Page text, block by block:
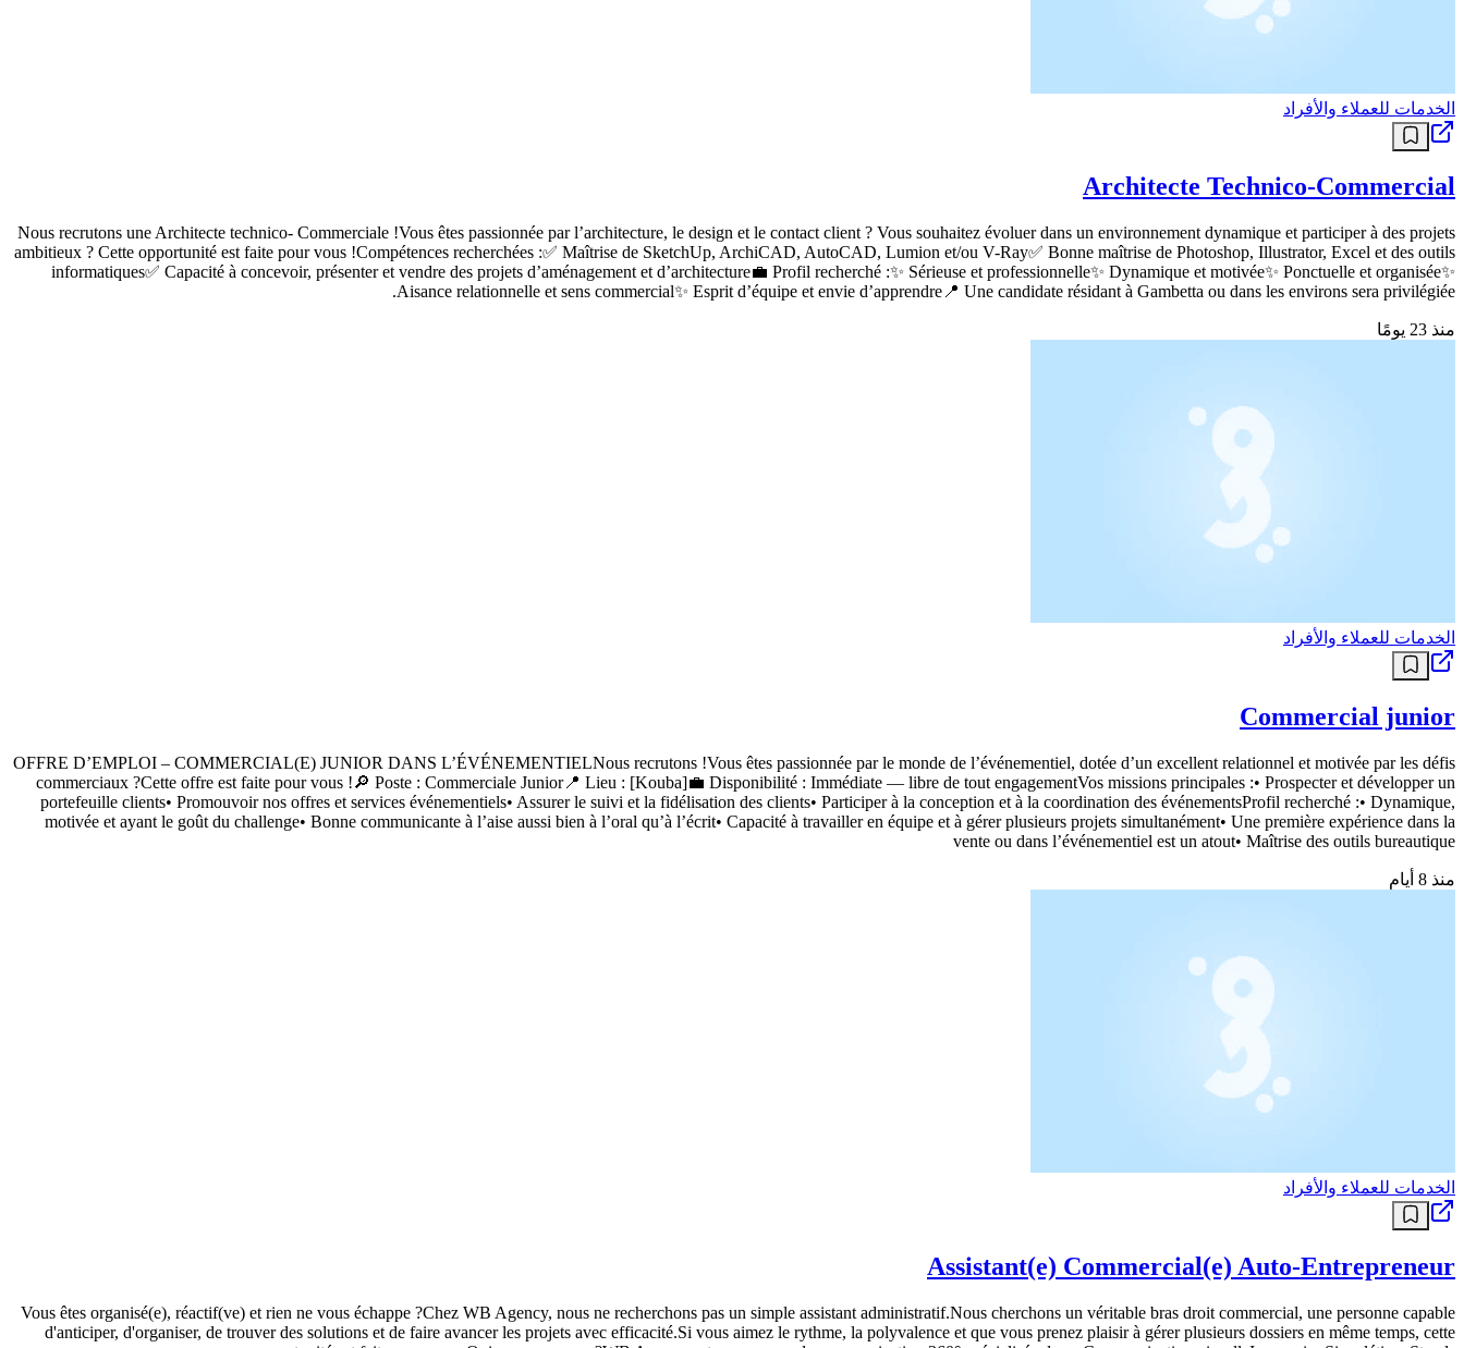
الخدمات للعملاء والأفراد
Architecte Technico-Commercial
Nous recrutons une Architecte technico- Commerciale !Vous êtes passionnée par l’architecture, le design et le contact client ? Vous souhaitez évoluer dans un environnement dynamique et participer à des projets
ambitieux ? Cette opportunité est faite pour vous !Compétences recherchées :✅ Maîtrise de SketchUp, ArchiCAD, AutoCAD, Lumion et/ou V-Ray✅ Bonne maîtrise de Photoshop, Illustrator, Excel et des outils
informatiques✅ Capacité à concevoir, présenter et vendre des projets d’aménagement et d’architecture💼 Profil recherché :✨ Sérieuse et professionnelle✨ Dynamique et motivée✨ Ponctuelle et organisée✨
Aisance relationnelle et sens commercial✨ Esprit d’équipe et envie d’apprendre📍 Une candidate résidant à Gambetta ou dans les environs sera privilégiée.
منذ 23 يومًا
الخدمات للعملاء والأفراد
Commercial junior
OFFRE D’EMPLOI – COMMERCIAL(E) JUNIOR DANS L’ÉVÉNEMENTIELNous recrutons !Vous êtes passionnée par le monde de l’événementiel, dotée d’un excellent relationnel et motivée par les défis
commerciaux ?Cette offre est faite pour vous !🔎 Poste : Commerciale Junior📍 Lieu : [Kouba]💼 Disponibilité : Immédiate — libre de tout engagementVos missions principales :• Prospecter et développer un
portefeuille clients• Promouvoir nos offres et services événementiels• Assurer le suivi et la fidélisation des clients• Participer à la conception et à la coordination des événementsProfil recherché :• Dynamique,
motivée et ayant le goût du challenge• Bonne communicante à l’aise aussi bien à l’oral qu’à l’écrit• Capacité à travailler en équipe et à gérer plusieurs projets simultanément• Une première expérience dans la
vente ou dans l’événementiel est un atout• Maîtrise des outils bureautique
منذ 8 أيام
الخدمات للعملاء والأفراد
Assistant(e) Commercial(e) Auto-Entrepreneur
Vous êtes organisé(e), réactif(ve) et rien ne vous échappe ?Chez WB Agency, nous ne recherchons pas un simple assistant administratif.Nous cherchons un véritable bras droit commercial, une personne capable
d'anticiper, d'organiser, de trouver des solutions et de faire avancer les projets avec efficacité.Si vous aimez le rythme, la polyvalence et que vous prenez plaisir à gérer plusieurs dossiers en même temps, cette